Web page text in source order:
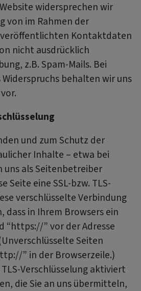
widersprechen wir
von im Rahmen der
Kontaktdaten
nicht ausdrücklich
z.B. Spam-Mails. Bei
Widerspruchs behalten wir uns
und zum Schutz der
Inhalte – etwa bei
uns als Seitenbetreiber
Seite eine SSL-bzw. TLS-
verschlüsselte Verbindung
dass in Ihrem Browsers ein
“https://” vor der Adresse
Seiten
” in der Browserzeile.)
TLS-Verschlüsselung aktiviert
die Sie an uns übermitteln,